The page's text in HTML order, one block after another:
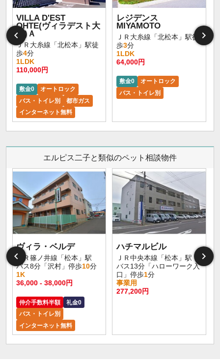
VILLA D'EST
OHTE(ヴィラデスト大
手)Ａ
ＪＲ大糸線「北松本」駅徒
歩4分
1LDK
110,000円
敷金0
オートロック
バス・トイレ別
都市ガス
インターネット無料
レジデンス
MIYAMOTO
ＪＲ大糸線「北松本」駅徒
歩3分
1LDK
64,000円
敷金0
オートロック
バス・トイレ別
エルピス二子と類似のペット相談物件
ヴィラ・ベルデ
ＪＲ篠ノ井線「松本」駅
バス8分「沢村」停歩10分
1K
36,000 - 38,000円
仲介手数料半額
礼金0
バス・トイレ別
インターネット無料
ハチマルビル
ＪＲ中央本線「松本」駅
バス13分「ハローワーク入
口」停歩1分
事業用
277,200円